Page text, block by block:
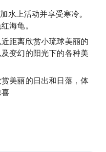
水上活动并享受寒冷。
海龟。
距离欣赏小琉球美丽的
变幻的阳光下的各种美
美丽的日出和日落，体